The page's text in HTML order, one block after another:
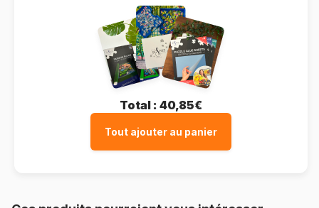
Total : 40,85€
Tout ajouter au panier